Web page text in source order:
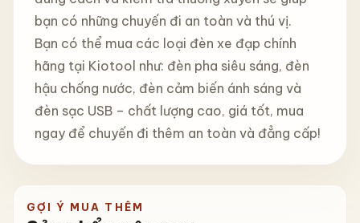
bạn có những chuyến đi an toàn và thú vị.
Bạn có thể mua các loại đèn xe đạp chính
hãng tại Kiotool như: đèn pha siêu sáng, đèn
hậu chống nước, đèn cảm biến ánh sáng và
đèn sạc USB – chất lượng cao, giá tốt, mua
ngay để chuyến đi thêm an toàn và đẳng cấp!
GỢI Ý MUA THÊM